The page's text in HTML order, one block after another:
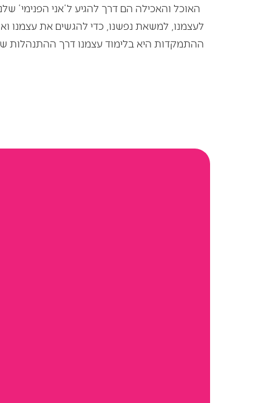
האוכל והאכילה הם דרך להגיע ל‘אני הפנימי‘
לעצמנו, למשאת נפשנו, כדי להגשים את עצמנו
ההתמקדות היא בלימוד עצמנו דרך ההתנהלות